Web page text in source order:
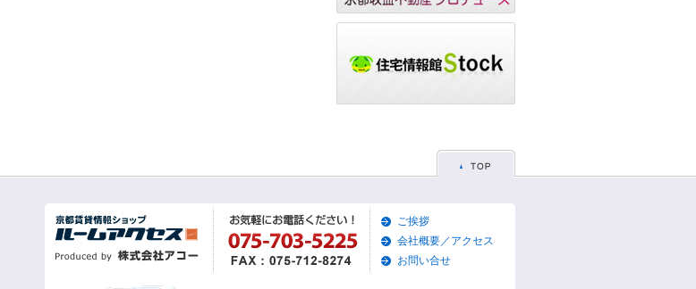
2015/05/28
☆京都市東山区賃貸お得
2015/05/26
な1Ｋマンション☆
物件☆
2015/05/19
☆京都市左京区賃貸築浅1
Ｋマンション☆
2015/05/17
ご挨拶
会社概要／アクセス
お問い合せ